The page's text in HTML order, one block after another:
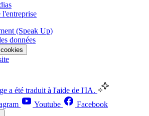
l'entreprise
(Speak Up)
données
a été traduit à l'aide de l'IA.
Youtube Facebook